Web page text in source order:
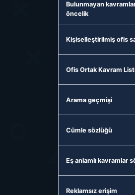
Bulunmayan
öncelik
Kişiselleştirilmiş ofis
Ofis Ortak Kavram
Arama geçmişi
Cümle sözlüğü
Eş anlamlı kavramlar
Reklamsız erişim